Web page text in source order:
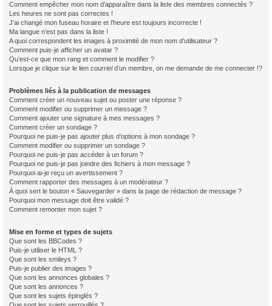
Comment empêcher mon nom d’apparaître dans la liste des membres connectés ?
Les heures ne sont pas correctes !
J’ai changé mon fuseau horaire et l’heure est toujours incorrecte !
Ma langue n’est pas dans la liste !
A quoi correspondent les images à proximité de mon nom d’utilisateur ?
Comment puis-je afficher un avatar ?
Qu’est-ce que mon rang et comment le modifier ?
Lorsque je clique sur le lien courrield’un membre, on me demande de me connecter !?
Problèmes liés à la publication de messages
Comment créer un nouveau sujet ou poster une réponse ?
Comment modifier ou supprimer un message ?
Comment ajouter une signature à mes messages ?
Comment créer un sondage ?
Pourquoi ne puis-je pas ajouter plus d’options à mon sondage ?
Comment modifier ou supprimer un sondage ?
Pourquoi ne puis-je pas accéder à un forum ?
Pourquoi ne puis-je pas joindre des fichiers à mon message ?
Pourquoi ai-je reçu un avertissement ?
Comment rapporter des messages à un modérateur ?
À quoi sert le bouton « Sauvegarder » dans la page de rédaction de message ?
Pourquoi mon message doit être validé ?
Comment remonter mon sujet ?
Mise en forme et types de sujets
Que sont les BBCodes ?
Puis-je utiliser le HTML ?
Que sont les smileys ?
Puis-je publier des images ?
Que sont les annonces globales ?
Que sont les annonces ?
Que sont les sujets épinglés ?